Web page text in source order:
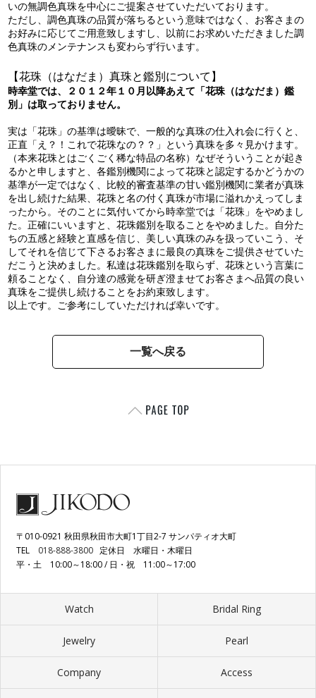
いの無調色真珠を中心にご提案させていただいております。
ただし、調色真珠の品質が落ちるという意味ではなく、お客さまの
お好みに応じてご用意致しますし、以前にお求めいただきました調
色真珠のメンテナンスも変わらず行います。
【花珠（はなだま）真珠と鑑別について】
時幸堂では、２０１２年１０月以降あえて「花珠（はなだま）鑑
別」は取っておりません。
実は「花珠」の基準は曖昧で、一般的な真珠の仕入れ会に行くと、
正直「え？！これで花珠なの？？」という真珠を多々見かけます。
（本来花珠とはごくごく稀な特品の名称）なぜそういうことが起き
るかと申しますと、各鑑別機関によって花珠と認定するかどうかの
基準が一定ではなく、比較的審査基準の甘い鑑別機関に業者が真珠
を出し続けた結果、花珠と名の付く真珠が市場に溢れかえってしま
ったから。そのことに気付いてから時幸堂では「花珠」をやめまし
た。正確にいいますと、花珠鑑別を取ることをやめました。自分た
ちの五感と経験と直感を信じ、美しい真珠のみを扱っていこう、そ
してそれを信じて下さるお客さまに最良の真珠をご提供させていた
だこうと決めました。私達は花珠鑑別を取らず、花珠という言葉に
頼ることなく、自分達の感覚を研ぎ澄ませてお客さまへ品質の良い
真珠をご提供し続けることをお約束致します。
以上です。ご参考にしていただければ幸いです。
一覧へ戻る
〒010-0921 秋田県秋田市大町1丁目2-7 サンパティオ大町
TEL 018-888-3800 定休日 水曜日・木曜日
平・土 10:00～18:00 / 日・祝 11:00～17:00
Watch Bridal Ring
Jewelry Pearl
Company Access